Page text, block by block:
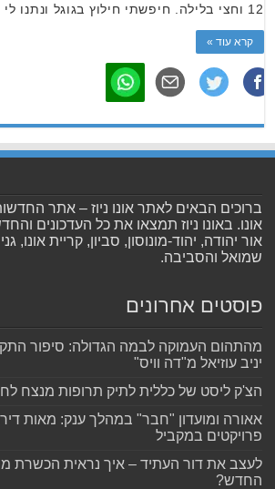
12 וחצי בלילה. חיפשתי חילוץ בגוגל ונתנו לי מחירים הזויים. …
קרא עוד »
ברוכים הבאים לאתר אונו ניוז – אתר
אונו. באונו ניוז תמצאו את כל העדכונים
אור יהודה, יהוד-מונוסון, סביון, קריית אונו,
שמואל והסביבה.
פוסטים אחרונים
מהתהום העמוקה לבמה הגדולה: סיפור
יניב עוזיאל מ"דה וויס"
הצ'ק ליסט של כללית לתיק תרופות מנצח
פרויקטים במקביל
לעצב את דור העתיד – איך נראית הכשרת
החדש?